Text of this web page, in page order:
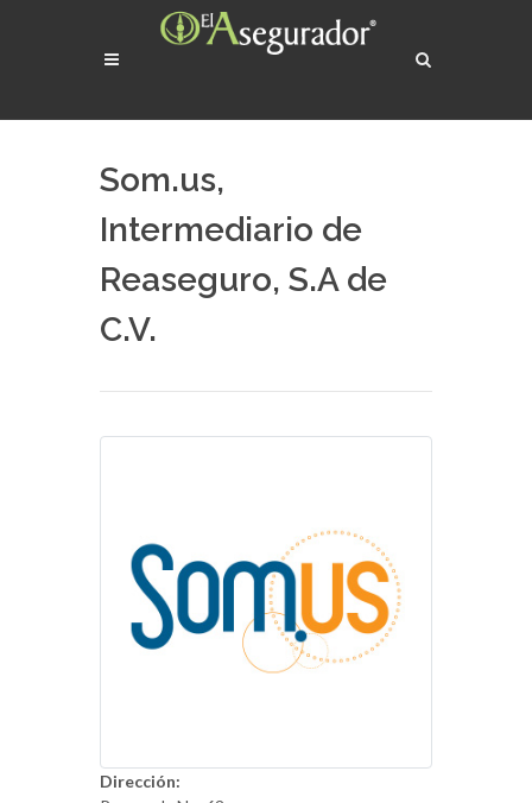
Som.us,
Intermediario de
Reaseguro, S.A de
C.V.
Dirección: